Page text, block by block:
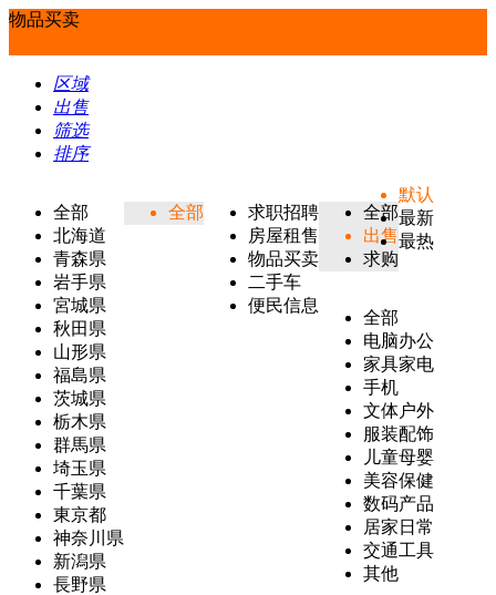
物品买卖
区域
出售
筛选
排序
全部
北海道
青森県
岩手県
宮城県
秋田県
山形県
福島県
茨城県
栃木県
群馬県
埼玉県
千葉県
東京都
神奈川県
新潟県
長野県
全部
求职招聘
房屋租售
物品买卖
二手车
便民信息
全部
出售
求购
全部
电脑办公
家具家电
手机
文体户外
服装配饰
儿童母婴
美容保健
数码产品
居家日常
交通工具
其他
默认
最新
最热